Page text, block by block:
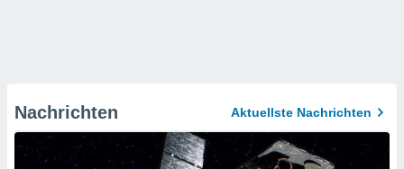
Nachrichten Aktuellste Nachrichten